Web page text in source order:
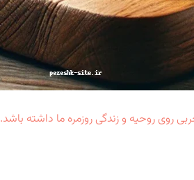
روی روحیه و زندگی روزمره ما داشته باشد.